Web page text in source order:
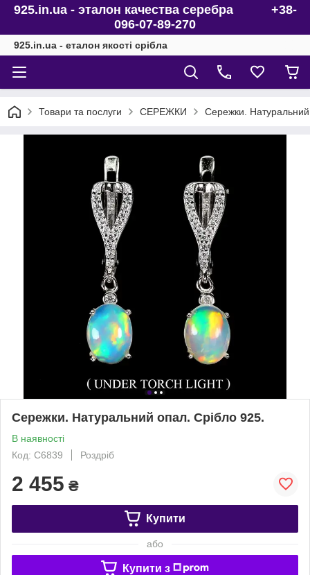
925.in.ua - эталон качества серебра +38-
096-07-89-270
925.in.ua - еталон якості срібла
Товари та послуги СЕРЕЖКИ Сережки.
Сережки. Натуральний опал. Срібло 925.
В наявності
Код: С6839
Роздріб
2 455 ₴
Купити
або
Купити з